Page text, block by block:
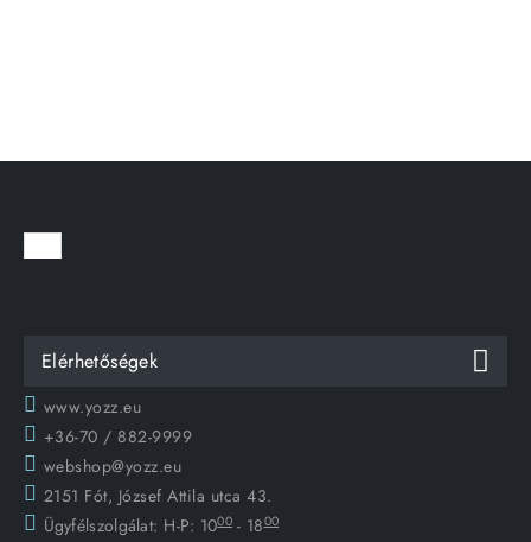
Elérhetőségek
www.yozz.eu
+36-70 / 882-9999
webshop@yozz.eu
2151 Fót, József Attila utca 43.
Ügyfélszolgálat: H-P: 1000 - 1800